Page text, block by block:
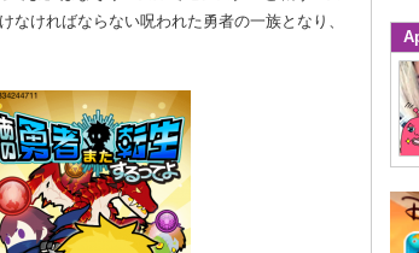
なければならない呪われた勇者の一族となり、